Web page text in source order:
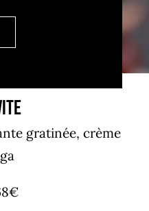
gratinée, crème